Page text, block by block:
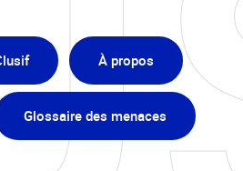
À propos
Glossaire des menaces